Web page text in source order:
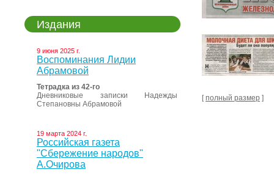
Издания
9 июня 2025 г.
Воспоминания Лидии
Абрамовой
Тетрадка из 42-го
Дневниковые записки Надежды
Степановны Абрамовой
19 марта 2024 г.
Российская газета
"Сбережение народов"
А.Очирова
[полный размер ]